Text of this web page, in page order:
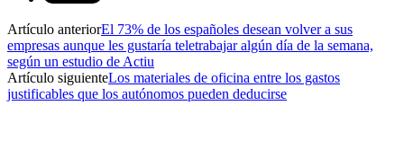
Artículo anteriorEl 73% de los españoles desean volver a sus
empresas aunque les gustaría teletrabajar algún día de la semana,
según un estudio de Actiu
Artículo siguienteLos materiales de oficina entre los gastos
justificables que los autónomos pueden deducirse